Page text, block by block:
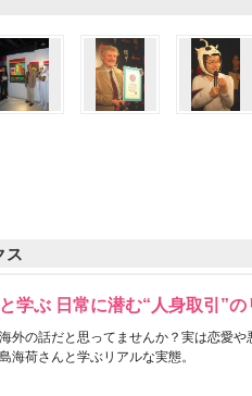
ス
学ぶ 日常に潜む“人身取引”の
海外の話だと思ってませんか？実は恋愛
海荷さんと学ぶリアルな実態。